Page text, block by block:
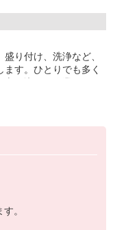
付けなどの業務に専
提供します。
何よりの喜び。
ある仕事です。
長期的なキャリア形
り付け、洗浄など、
す。ひとりでも多く
達成感を感じられま
。